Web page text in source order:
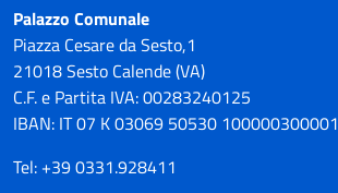
Palazzo Comunale
Piazza Cesare da Sesto,1
21018 Sesto Calende (VA)
C.F. e Partita IVA: 00283240125
IBAN: IT 07 K 03069 50530 100000300001
Tel: +39 0331.928411